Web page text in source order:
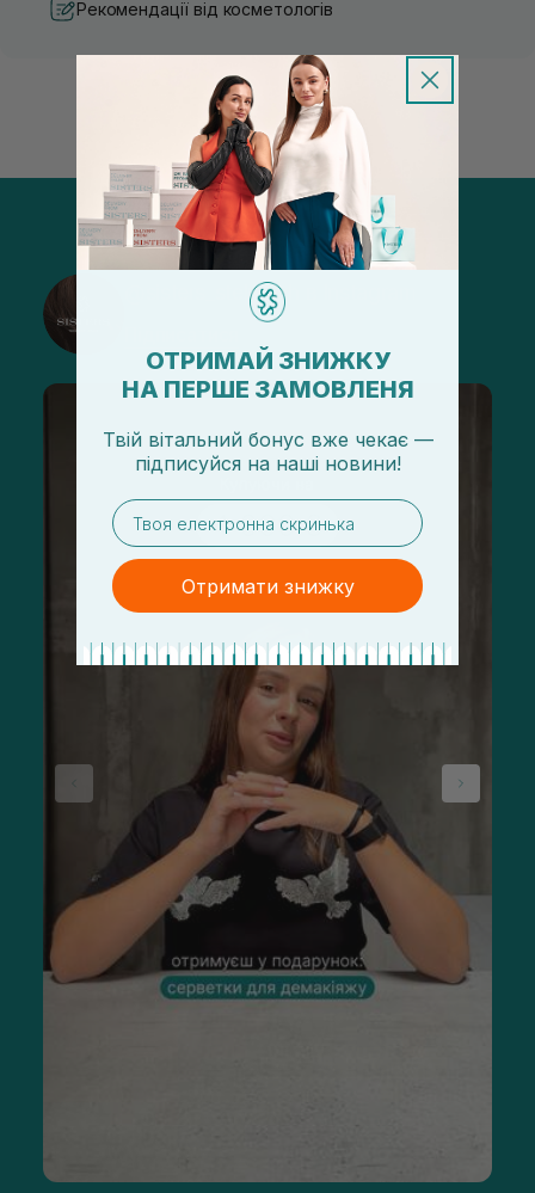
Рекомендації від косметологів
@sisters_stelmakh в Instagram
ОТРИМАЙ ЗНИЖКУ
НА ПЕРШЕ ЗАМОВЛЕНЯ
Твій вітальний бонус вже чекає —
підписуйся на наші новини!
email
Отримати знижку